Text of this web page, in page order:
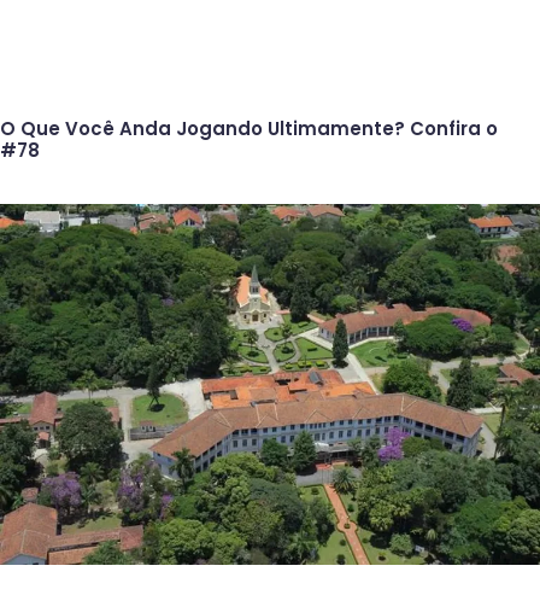
O Que Você Anda Jogando Ultimamente? Confira o
#78